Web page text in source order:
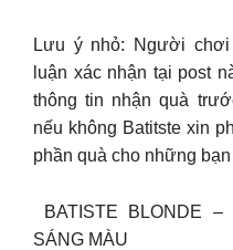
Lưu ý nhỏ: Người
luận xác nhận tại post
thông tin nhận quà
nếu không Batitste xin
phần quà cho những bạn
BATISTE BLONDE
SÁNG MÀU